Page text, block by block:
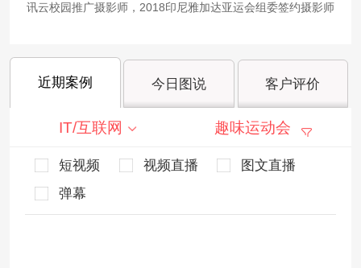
讯云校园推广摄影师，2018印尼雅加达亚运会组委签约摄影师
近期案例 今日图说 客户评价
IT/互联网 趣味运动会
短视频 视频直播
图文直播
弹幕